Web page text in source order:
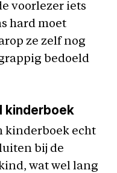
voorlezer iets
hard moet
ze zelf nog
bedoeld
kinderboek
kinderboek echt
bij de
wat wel lang